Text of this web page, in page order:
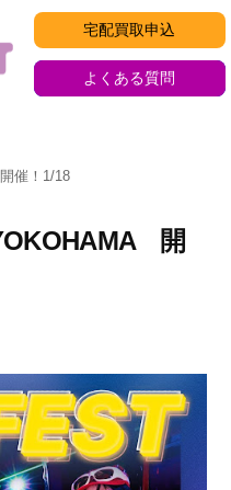
宅配買取申込
よくある質問
催！1/18
開